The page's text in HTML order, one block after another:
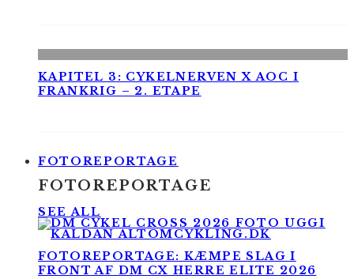
KAPITEL 3: CYKELNERVEN X AOC I
FRANKRIG – 2. ETAPE
FOTOREPORTAGE
FOTOREPORTAGE
SEE ALL
FOTOREPORTAGE: KÆMPE SLAG I
FRONT AF DM CX HERRE ELITE 2026